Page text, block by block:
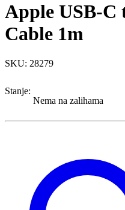
Apple USB-
Cable 1m
SKU: 28279
Stanje:
Nema na zalihama